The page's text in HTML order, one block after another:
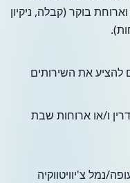
בוקר (קבלה, ניקיון
להציע את השירותים
ו/או ארוחות שבת
נמל צ'יוויטווקיה